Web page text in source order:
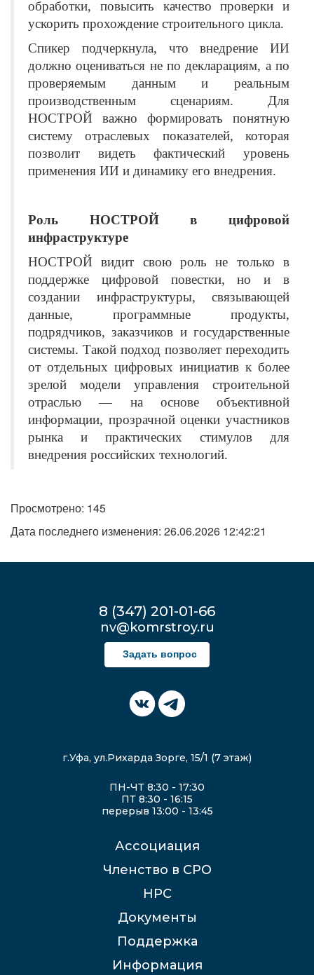
обработки, повысить качество проверки и
ускорить прохождение строительного цикла.
Спикер подчеркнула, что внедрение ИИ
должно оцениваться не по декларациям, а по
проверяемым данным и реальным
производственным сценариям. Для
НОСТРОЙ важно формировать понятную
систему отраслевых показателей, которая
позволит видеть фактический уровень
применения ИИ и динамику его внедрения.
Роль НОСТРОЙ в цифровой
инфраструктуре
НОСТРОЙ видит свою роль не только в
поддержке цифровой повестки, но и в
создании инфраструктуры, связывающей
данные, программные продукты,
подрядчиков, заказчиков и государственные
системы. Такой подход позволяет переходить
от отдельных цифровых инициатив к более
зрелой модели управления строительной
отраслью — на основе объективной
информации, прозрачной оценки участников
рынка и практических стимулов для
внедрения российских технологий.
Просмотрено: 145
Дата последнего изменения: 26.06.2026 12:42:21
8 (347) 201-01-66
nv@komrstroy.ru
Задать вопрос
г.Уфа, ул.Рихарда Зорге, 15/1 (7 этаж)
ПН-ЧТ 8:30 - 17:30
ПТ 8:30 - 16:15
перерыв 13:00 - 13:45
Ассоциация
Членство в СРО
НРС
Документы
Поддержка
Информация